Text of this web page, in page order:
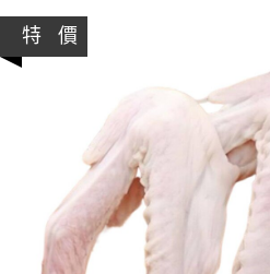
特 價